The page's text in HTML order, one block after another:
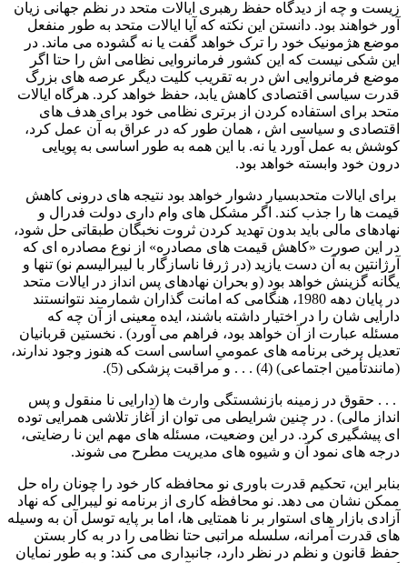
زیست و چه از دیدگاه حفظ رهبری ایالات متحد در نظم جهانی زیان
آور خواهند بود. دانستن این نکته که آیا ایالات متحد به طور منفعل
موضع هژمونیک خود را ترک خواهد گفت یا نه گشوده می ماند. در
این شکی نیست که این کشور فرمانروایی نظامی اش را حتا اگر
موضع فرمانروایی اش در به تقریب کلیت دیگر عرصه های بزرگ
قدرت سیاسی اقتصادی کاهش یابد، حفظ خواهد کرد. هرگاه ایالات
متحد برای استفاده کردن از برتری نظامی خود برای هدف های
اقتصادی و سیاسی اش ، همان طور که در عراق به آن عمل کرد،
کوشش به عمل آورد یا نه. با این همه به طور اساسی به پویایی
درون خود وابسته خواهد بود.
برای ایالات متحدبسیار دشوار خواهد بود نتیجه های درونی کاهش
قیمت ها را جذب کند. اگر مشکل های وام داری دولت فدرال و
نهادهای مالی باید بدون تهدید کردن ثروت نخبگان طبقاتی حل شود،
در این صورت «کاهش قیمت های مصادره» از نوع مصادره ای که
آرژانتین به آن دست یازید (در ژرفا ناسازگار با لیبرالیسم نو) تنها و
یگانه گزینش خواهد بود (و بحران نهادهای پس انداز در ایالات متحد
در پایان دهه 1980، هنگامی که امانت گذاران شمارمند نتوانستند
دارایی شان را در اختیار داشته باشند، ایده معینی از آن چه که
مسئله عبارت از آن خواهد بود، فراهم می آورد) . نخستین قربانیان
تعدیل برخی برنامه های عمومیِ اساسی است که هنوز وجود ندارند،
(مانندتأمین اجتماعی) (4) . . . و مراقبت پزشکی (5).
. . . حقوق در زمینه بازنشستگی وارث ها (دارایی نا منقول و پس
انداز مالی) . در چنین شرایطی می توان از آغاز تلاشی همرایی توده
ای پیشگیری کرد. در این وضعیت، مسئله های مهم این نا رضایتی،
درجه های نمود آن و شیوه های مدیریت مطرح می شوند.
بنابر این، تحکیم قدرت باوری نو محافظه کار خود را چونان راه حل
ممکن نشان می دهد. نو محافظه کاری از برنامه نو لیبرالی که نهاد
آزادی بازار های استوار بر نا همتایی ها، اما بر پایه توسل آن به وسیله
های قدرت آمرانه، سلسله مراتبی حتا نظامی را در به کار بستن
حفظ قانون و نظم در نظر دارد، جانبداری می کند: و به طور نمایان